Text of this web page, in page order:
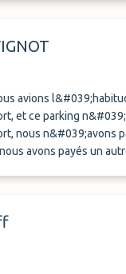
avions
et ce parking
nous n&#039;avons
avons payés un